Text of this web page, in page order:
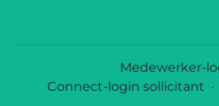
Medewerker-
Connect-login sollicitant ·